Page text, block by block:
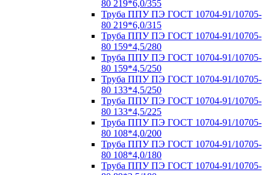
80 219*6,0/355
Труба ППУ ПЭ ГОСТ 10704-91/10705-
80 219*6,0/315
Труба ППУ ПЭ ГОСТ 10704-91/10705-
80 159*4,5/280
Труба ППУ ПЭ ГОСТ 10704-91/10705-
80 159*4,5/250
Труба ППУ ПЭ ГОСТ 10704-91/10705-
80 133*4,5/250
Труба ППУ ПЭ ГОСТ 10704-91/10705-
80 133*4,5/225
Труба ППУ ПЭ ГОСТ 10704-91/10705-
80 108*4,0/200
Труба ППУ ПЭ ГОСТ 10704-91/10705-
80 108*4,0/180
Труба ППУ ПЭ ГОСТ 10704-91/10705-